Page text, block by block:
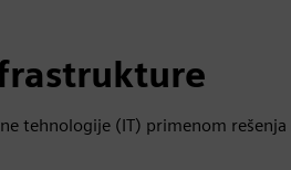
tehnologije (IT) primenom rešenja